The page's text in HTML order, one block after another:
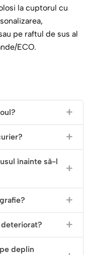
și aduce un
bună și umorul de
la cuptorul cu
pe raftul de sus al
ECO.
înainte să-l
deteriorat?
deplin